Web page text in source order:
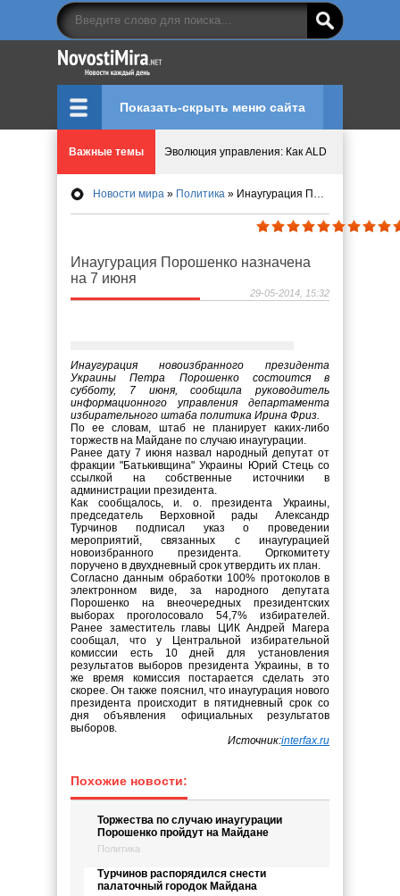
Показать-скрыть меню сайта
Важные темы
Идеи, куда сходить с детьми в парки, музеи и
Мир ярких эмоций и виртуальных
Что означает число судьбы в нумерологии
Новости мира » Политика » Инаугурация Порошенко назначена на 7 июня
Инаугурация Порошенко назначена
на 7 июня
29-05-2014, 15:32
Инаугурация новоизбранного президента
Украины Петра Порошенко состоится в
субботу, 7 июня, сообщила руководитель
информационного управления департамента
избирательного штаба политика Ирина Фриз.
По ее словам, штаб не планирует каких-либо
торжеств на Майдане по случаю инаугурации.
Ранее дату 7 июня назвал народный депутат от
фракции "Батькивщина" Украины Юрий Стець со
ссылкой на собственные источники в
администрации президента.
Как сообщалось, и. о. президента Украины,
председатель Верховной рады Александр
Турчинов подписал указ о проведении
мероприятий, связанных с инаугурацией
новоизбранного президента. Оргкомитету
поручено в двухдневный срок утвердить их план.
Согласно данным обработки 100% протоколов в
электронном виде, за народного депутата
Порошенко на внеочередных президентских
выборах проголосовало 54,7% избирателей.
Ранее заместитель главы ЦИК Андрей Магера
сообщал, что у Центральной избирательной
комиссии есть 10 дней для установления
результатов выборов президента Украины, в то
же время комиссия постарается сделать это
скорее. Он также пояснил, что инаугурация нового
президента происходит в пятидневный срок со
дня объявления официальных результатов
выборов.
Источник:interfax.ru
Похожие новости:
Торжества по случаю инаугурации
Порошенко пройдут на Майдане
Политика
Турчинов распорядился снести
палаточный городок Майдана